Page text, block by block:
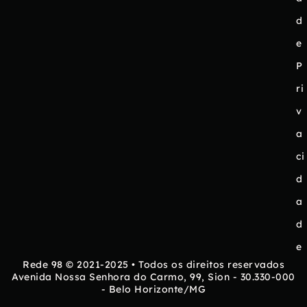
d
e
P
ri
v
a
ci
d
a
d
e
Rede 98 © 2021-2025 • Todos os direitos reservados
Avenida Nossa Senhora do Carmo, 99, Sion - 30.330-000
- Belo Horizonte/MG